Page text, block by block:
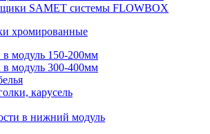
SAMET системы FLOWBOX
хромированные
модуль 150-200мм
модуль 300-400мм
карусель
в нижний модуль